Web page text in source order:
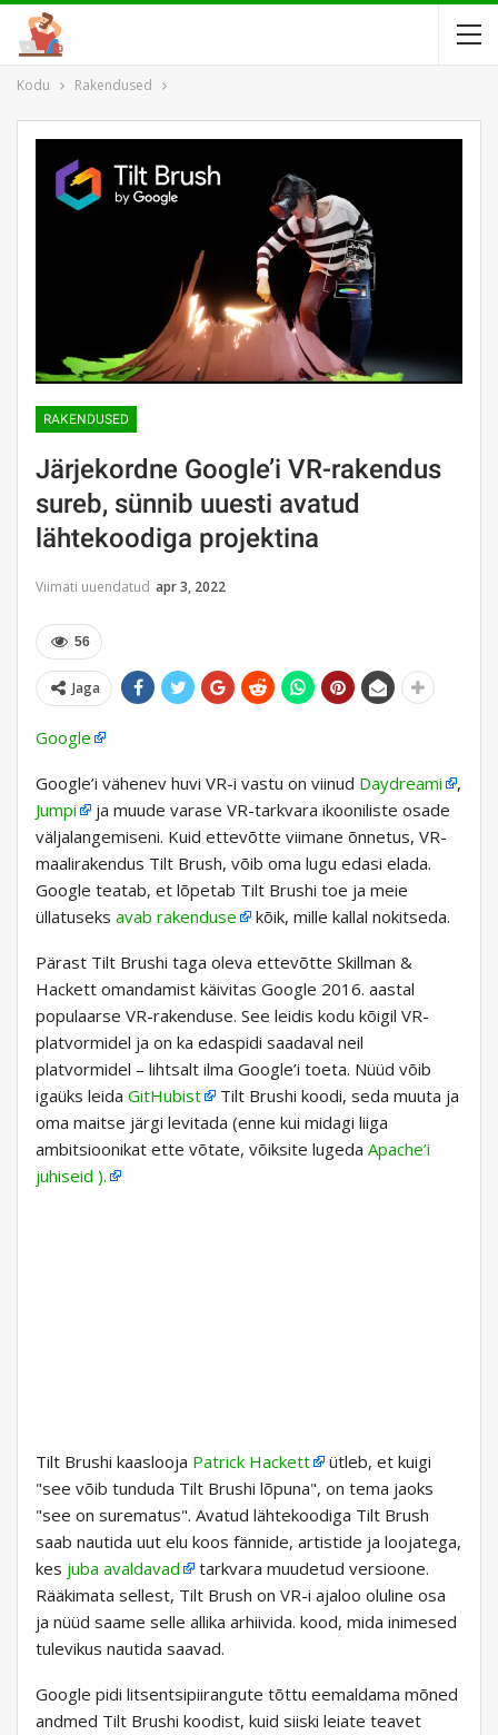
Kodu Rakendused
RAKENDUSED
Järjekordne Google’i VR-rakendus
sureb, sünnib uuesti avatud
lähtekoodiga projektina
Viimati uuendatud apr 3, 2022
56
Jaga
Google
Google’i vähenev huvi VR-i vastu on viinud Daydreami
,
Jumpi
ja muude varase VR-tarkvara ikooniliste osade
väljalangemiseni. Kuid ettevõtte viimane õnnetus, VR-
maalirakendus Tilt Brush, võib oma lugu edasi elada.
Google teatab, et lõpetab Tilt Brushi toe ja meie
üllatuseks avab rakenduse kõik, mille kallal nokitseda.
Pärast Tilt Brushi taga oleva ettevõtte Skillman &
Hackett omandamist käivitas Google 2016. aastal
populaarse VR-rakenduse. See leidis kodu kõigil VR-
platvormidel ja on ka edaspidi saadaval neil
platvormidel – lihtsalt ilma Google’i toeta. Nüüd võib
igaüks leida GitHubist
Tilt Brushi koodi, seda muuta ja
oma maitse järgi levitada (enne kui midagi liiga
ambitsioonikat ette võtate, võiksite lugeda Apache’i
juhiseid ).
Tilt Brushi kaaslooja Patrick Hackett
ütleb, et kuigi
"see võib tunduda Tilt Brushi lõpuna", on tema jaoks
"see on surematus". Avatud lähtekoodiga Tilt Brush
saab nautida uut elu koos fännide, artistide ja loojatega,
kes juba avaldavad
tarkvara muudetud versioone.
Rääkimata sellest, Tilt Brush on VR-i ajaloo oluline osa
ja nüüd saame selle allika arhiivida. kood, mida inimesed
tulevikus nautida saavad.
Google pidi litsentsipiirangute tõttu eemaldama mõned
andmed Tilt Brushi koodist, kuid siiski leiate teavet